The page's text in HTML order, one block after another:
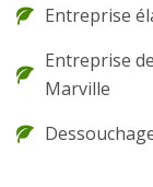
Entreprise
Entreprise
Marville